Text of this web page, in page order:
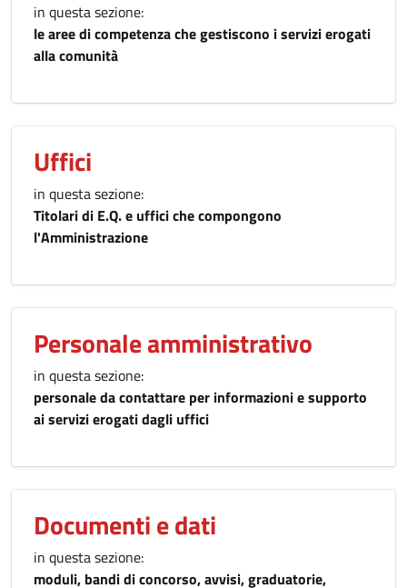
in questa sezione:
le aree di competenza che gestiscono i servizi erogati
alla comunità
Uffici
in questa sezione:
Titolari di E.Q. e uffici che compongono
l'Amministrazione
Personale amministrativo
in questa sezione:
personale da contattare per informazioni e supporto
ai servizi erogati dagli uffici
Documenti e dati
in questa sezione:
moduli, bandi di concorso, avvisi, graduatorie,